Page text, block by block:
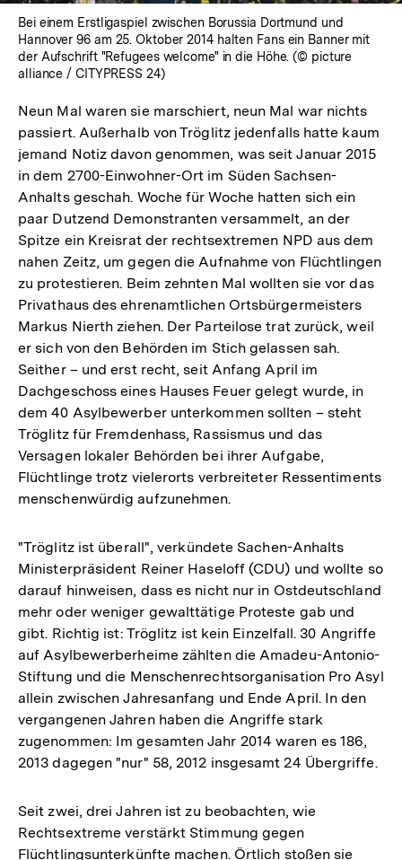
Bei einem Erstligaspiel zwischen Borussia Dortmund und
Hannover 96 am 25. Oktober 2014 halten Fans ein Banner mit
der Aufschrift "Refugees welcome" in die Höhe. (© picture
alliance / CITYPRESS 24)
Neun Mal waren sie marschiert, neun Mal war nichts
passiert. Außerhalb von Tröglitz jedenfalls hatte kaum
jemand Notiz davon genommen, was seit Januar 2015
in dem 2700-Einwohner-Ort im Süden Sachsen-
Anhalts geschah. Woche für Woche hatten sich ein
paar Dutzend Demonstranten versammelt, an der
Spitze ein Kreisrat der rechtsextremen NPD aus dem
nahen Zeitz, um gegen die Aufnahme von Flüchtlingen
zu protestieren. Beim zehnten Mal wollten sie vor das
Privathaus des ehrenamtlichen Ortsbürgermeisters
Markus Nierth ziehen. Der Parteilose trat zurück, weil
er sich von den Behörden im Stich gelassen sah.
Seither – und erst recht, seit Anfang April im
Dachgeschoss eines Hauses Feuer gelegt wurde, in
dem 40 Asylbewerber unterkommen sollten – steht
Tröglitz für Fremdenhass, Rassismus und das
Versagen lokaler Behörden bei ihrer Aufgabe,
Flüchtlinge trotz vielerorts verbreiteter Ressentiments
menschenwürdig aufzunehmen.
"Tröglitz ist überall", verkündete Sachen-Anhalts
Ministerpräsident Reiner Haseloff (CDU) und wollte so
darauf hinweisen, dass es nicht nur in Ostdeutschland
mehr oder weniger gewalttätige Proteste gab und
gibt. Richtig ist: Tröglitz ist kein Einzelfall. 30 Angriffe
auf Asylbewerberheime zählten die Amadeu-Antonio-
Stiftung und die Menschenrechtsorganisation Pro Asyl
allein zwischen Jahresanfang und Ende April. In den
vergangenen Jahren haben die Angriffe stark
zugenommen: Im gesamten Jahr 2014 waren es 186,
2013 dagegen "nur" 58, 2012 insgesamt 24 Übergriffe.
Seit zwei, drei Jahren ist zu beobachten, wie
Rechtsextreme verstärkt Stimmung gegen
Flüchtlingsunterkünfte machen. Örtlich stoßen sie